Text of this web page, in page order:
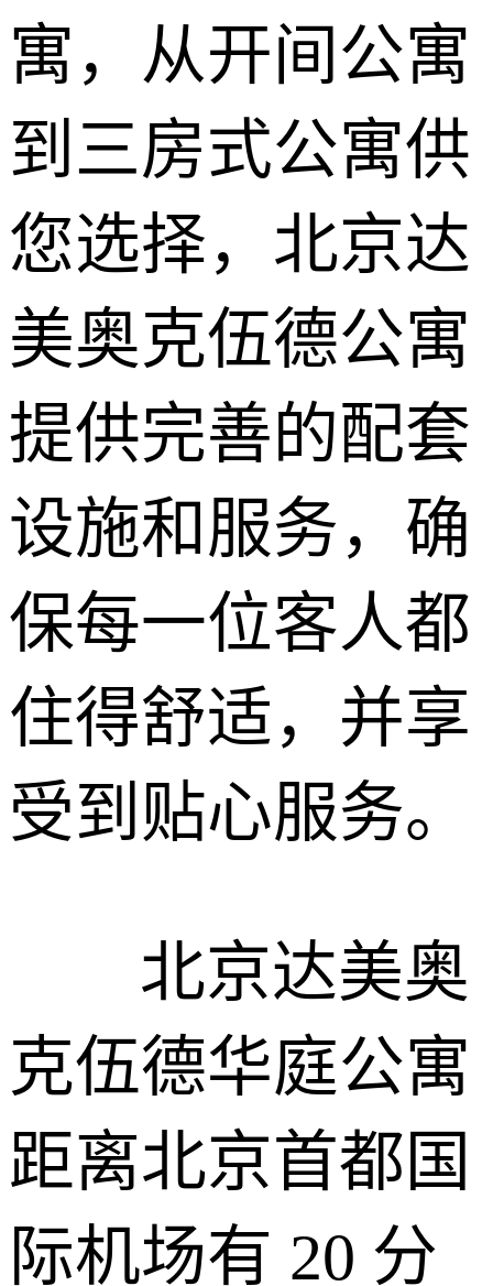
寓，从开间公寓
到三房式公寓供
您选择，北京达
美奥克伍德公寓
提供完善的配套
设施和服务，确
保每一位客人都
住得舒适，并享
受到贴心服务。
北京达美奥
克伍德华庭公寓
距离北京首都国
际机场有 20 分